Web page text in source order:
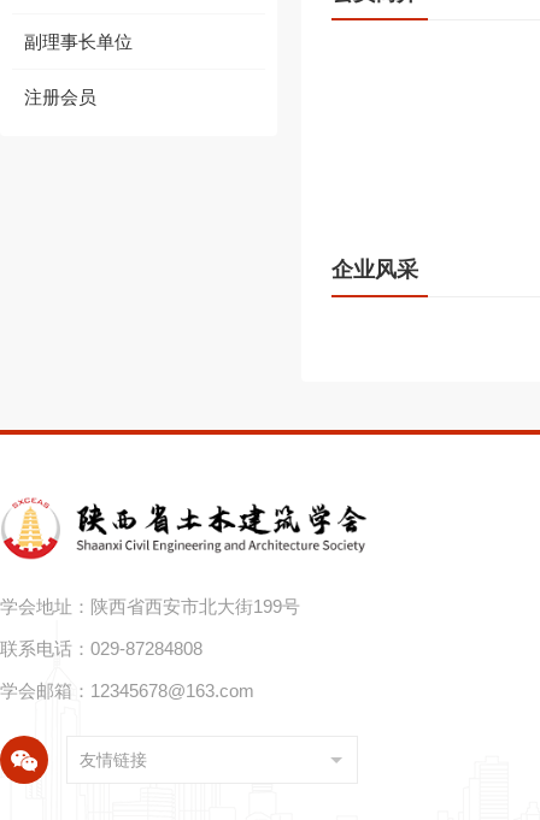
副理事长单位
注册会员
企业风采
学会地址：陕西省西安市北大街199号
联系电话：029-87284808
学会邮箱： 12345678@163.com
友情链接